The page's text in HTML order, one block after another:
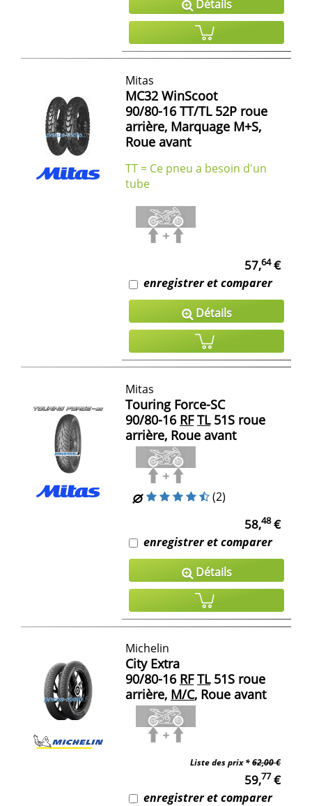
Détails
Mitas
MC32 WinScoot
90/80-16 TT/TL 52P roue
arrière, Marquage M+S,
Roue avant
TT = Ce pneu a besoin d'un
tube
57,64€
enregistrer et comparer
Détails
Mitas
Touring Force-SC
90/80-16 RF TL51S roue
arrière, Roue avant
(2)
58,48€
enregistrer et comparer
Détails
Michelin
City Extra
90/80-16 RF TL51S roue
arrière, M/C, Roue avant
Liste des prix *62,00 €
59,77 €
enregistrer et comparer